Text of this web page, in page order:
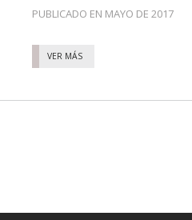
PUBLICADO EN MAYO DE 2017
VER MÁS